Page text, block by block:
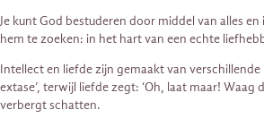
Je kunt God bestuderen door middel van alles
hem te zoeken: in het hart van een echte
Intellect en liefde zijn gemaakt van
extase’, terwijl liefde zegt: ‘Oh, laat maar!
verbergt schatten.